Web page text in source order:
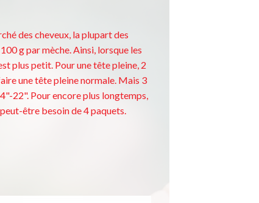
des cheveux, la plupart des
g par mèche. Ainsi, lorsque les
plus petit. Pour une tête pleine, 2
une tête pleine normale. Mais 3
22". Pour encore plus longtemps,
être besoin de 4 paquets.